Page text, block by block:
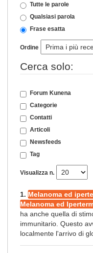
Tutte le parole
Qualsiasi parola
Frase esatta
Ordine
Cerca solo:
Forum Kunena
Categorie
Contatti
Articoli
Newsfeeds
Tag
Visualizza n.
1. Melanoma ed
Melanoma ed
ha anche quella di
immunitario. Questo
localmente l'arrivo di